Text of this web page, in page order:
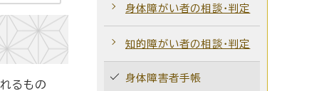
るもの
身体障がい者の相談・判定
知的障がい者の相談・判定
身体障害者手帳